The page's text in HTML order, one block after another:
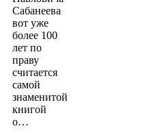
Сабанеева
вот уже
более 100
лет по
праву
считается
самой
знаменитой
книгой
о…